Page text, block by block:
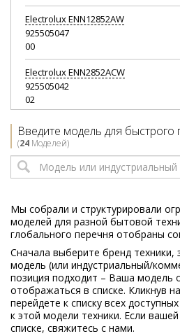
ElectroluxENN12852AW
925505047
00
ElectroluxENN2852ACW
925505042
02
925505024
ElectroluxENN2873EXP
03
ElectroluxENN3053EOW
01
ElectroluxENN3054EFW
925561010
03
Введите модель для быстрого
(24 Моделей)
Мы собрали и структурировали
моделей для разной бытовой
глобального перечня отобраны
Сначала выберите бренд техники,
модель (или индустриальный/
позиция подходит – Ваша модель
отображаться в списке. Кликнув
перейдете к списку всех
к этой модели техники. Если
списке, свяжитесь с нами.